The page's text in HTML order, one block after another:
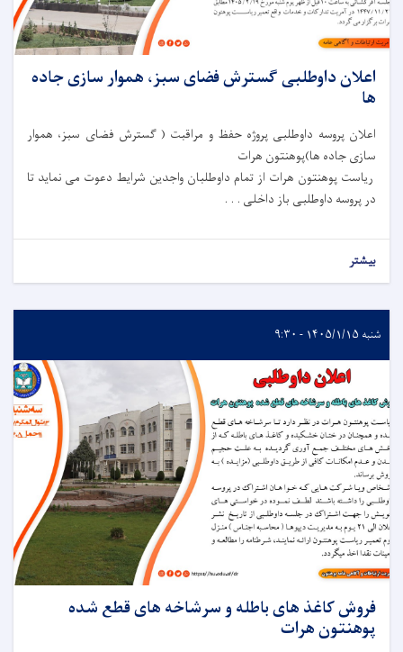
اعلان داوطلبی گسترش فضای سبز، هموار سازی جاده
ها
اعلان پروسه داوطلبی پروژه حفظ و مراقبت ( گسترش فضای سبز، هموار
سازی جاده ها)پوهنتون هرات
ریاست پوهنتون هرات از تمام داوطلبان واجدین شرایط دعوت می نماید تا
در پروسه داوطلبی باز داخلی . . .
بیشتر
شنبه ۱۴۰۵/۱/۱۵ - ۹:۳۰
فروش کاغذ های باطله و سرشاخه های قطع شده
پوهنتون هرات